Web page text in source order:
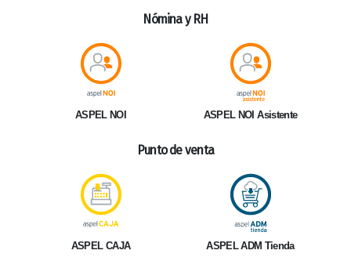
Nómina y RH
ASPEL NOI ASPEL NOI Asistente
Punto de venta
ASPEL CAJA ASPEL ADM Tienda